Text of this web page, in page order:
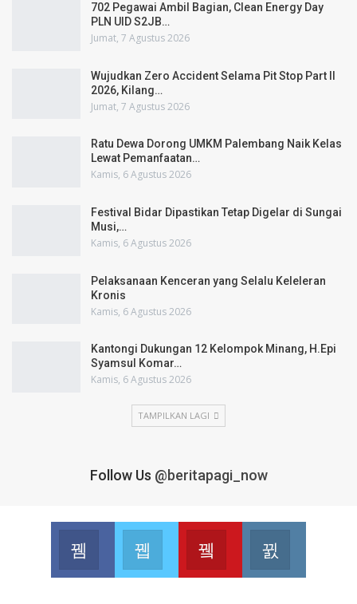
702 Pegawai Ambil Bagian, Clean Energy Day
PLN UID S2JB…
Jumat, 7 Agustus 2026
Wujudkan Zero Accident Selama Pit Stop Part II
2026, Kilang…
Jumat, 7 Agustus 2026
Ratu Dewa Dorong UMKM Palembang Naik Kelas
Lewat Pemanfaatan…
Kamis, 6 Agustus 2026
Festival Bidar Dipastikan Tetap Digelar di Sungai
Musi,…
Kamis, 6 Agustus 2026
Pelaksanaan Kenceran yang Selalu Keleleran
Kronis
Kamis, 6 Agustus 2026
Kantongi Dukungan 12 Kelompok Minang, H.Epi
Syamsul Komar…
Kamis, 6 Agustus 2026
TAMPILKAN LAGI
Follow Us @beritapagi_now
Facebook
Join us on FacebookJoin us on Twitter
Youtube
Join us on Youtube